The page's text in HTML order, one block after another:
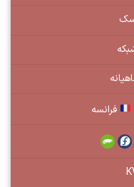
فرانسه